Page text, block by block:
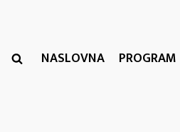
NASLOVNA
PROGRAM